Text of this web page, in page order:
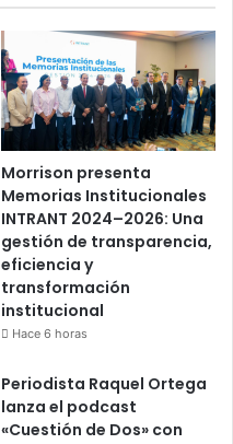
Morrison presenta
Memorias Institucionales
INTRANT 2024–2026: Una
gestión de transparencia,
eficiencia y
transformación
institucional
Hace 6 horas
Periodista Raquel Ortega
lanza el podcast
«Cuestión de Dos» con